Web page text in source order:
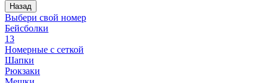
Назад
Выбери свой номер
Бейсболки
13
Номерные с сеткой
Шапки
Рюкзаки